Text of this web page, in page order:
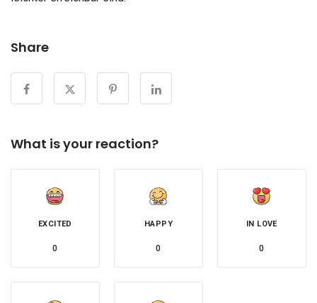
Share
What is your reaction?
EXCITED
0
HAPPY
0
IN LOVE
0